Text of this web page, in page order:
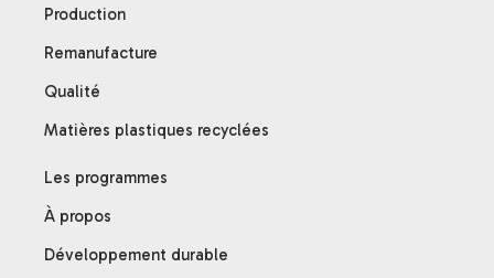
Production
Remanufacture
Qualité
Matières plastiques recyclées
Les programmes
À propos
Développement durable